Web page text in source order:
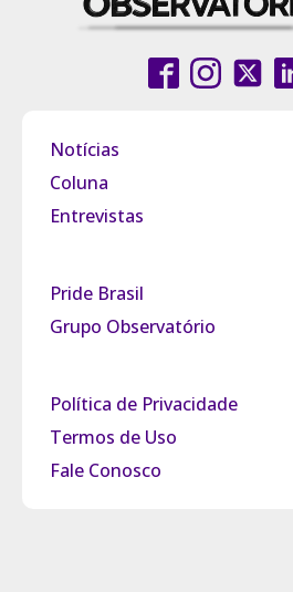
Notícias
Coluna
Entrevistas
Pride Brasil
Grupo Observatório
Política de Privacidade
Termos de Uso
Fale Conosco